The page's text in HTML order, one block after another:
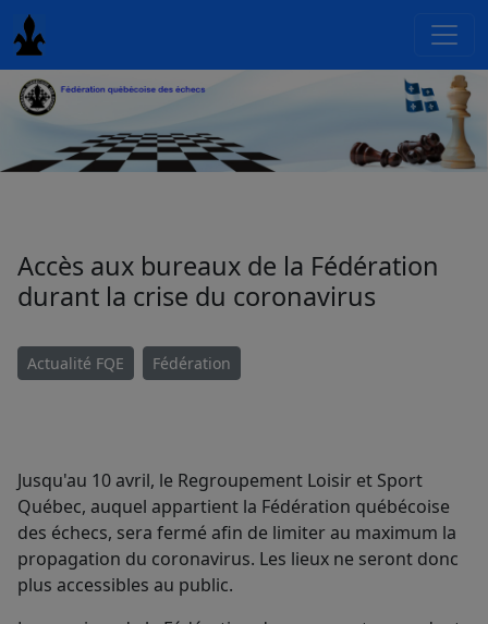
Accès aux bureaux de la Fédération
durant la crise du coronavirus
Actualité FQE Fédération
Jusqu'au 10 avril, le Regroupement Loisir et Sport
Québec, auquel appartient la Fédération québécoise
des échecs, sera fermé afin de limiter au maximum la
propagation du coronavirus. Les lieux ne seront donc
plus accessibles au public.